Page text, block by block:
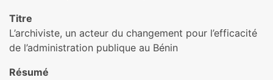
Titre
L’archiviste, un acteur du changement pour l’efficacité
de l’administration publique au Bénin
Résumé